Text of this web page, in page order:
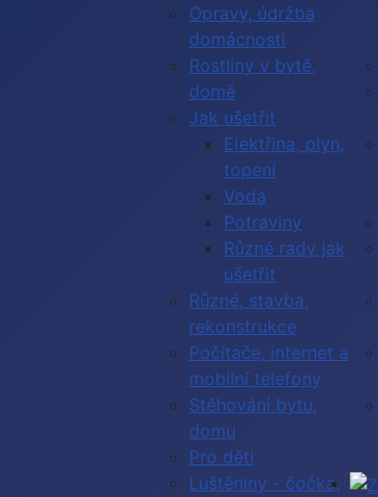
Opravy, údržba
domácnosti
Rostliny v bytě,
domě
Jak ušetřit
Elektřina, plyn,
topení
Voda
Potraviny
Různé rady jak
ušetřit
Různé, stavba,
rekonstrukce
Počítače, internet a
mobilní telefony
Stěhování bytu,
domu
Pro děti
Luštěniny - čočka,